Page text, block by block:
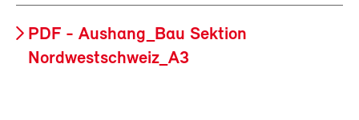
PDF - Aushang_Bau Sektion
Nordwestschweiz_A3